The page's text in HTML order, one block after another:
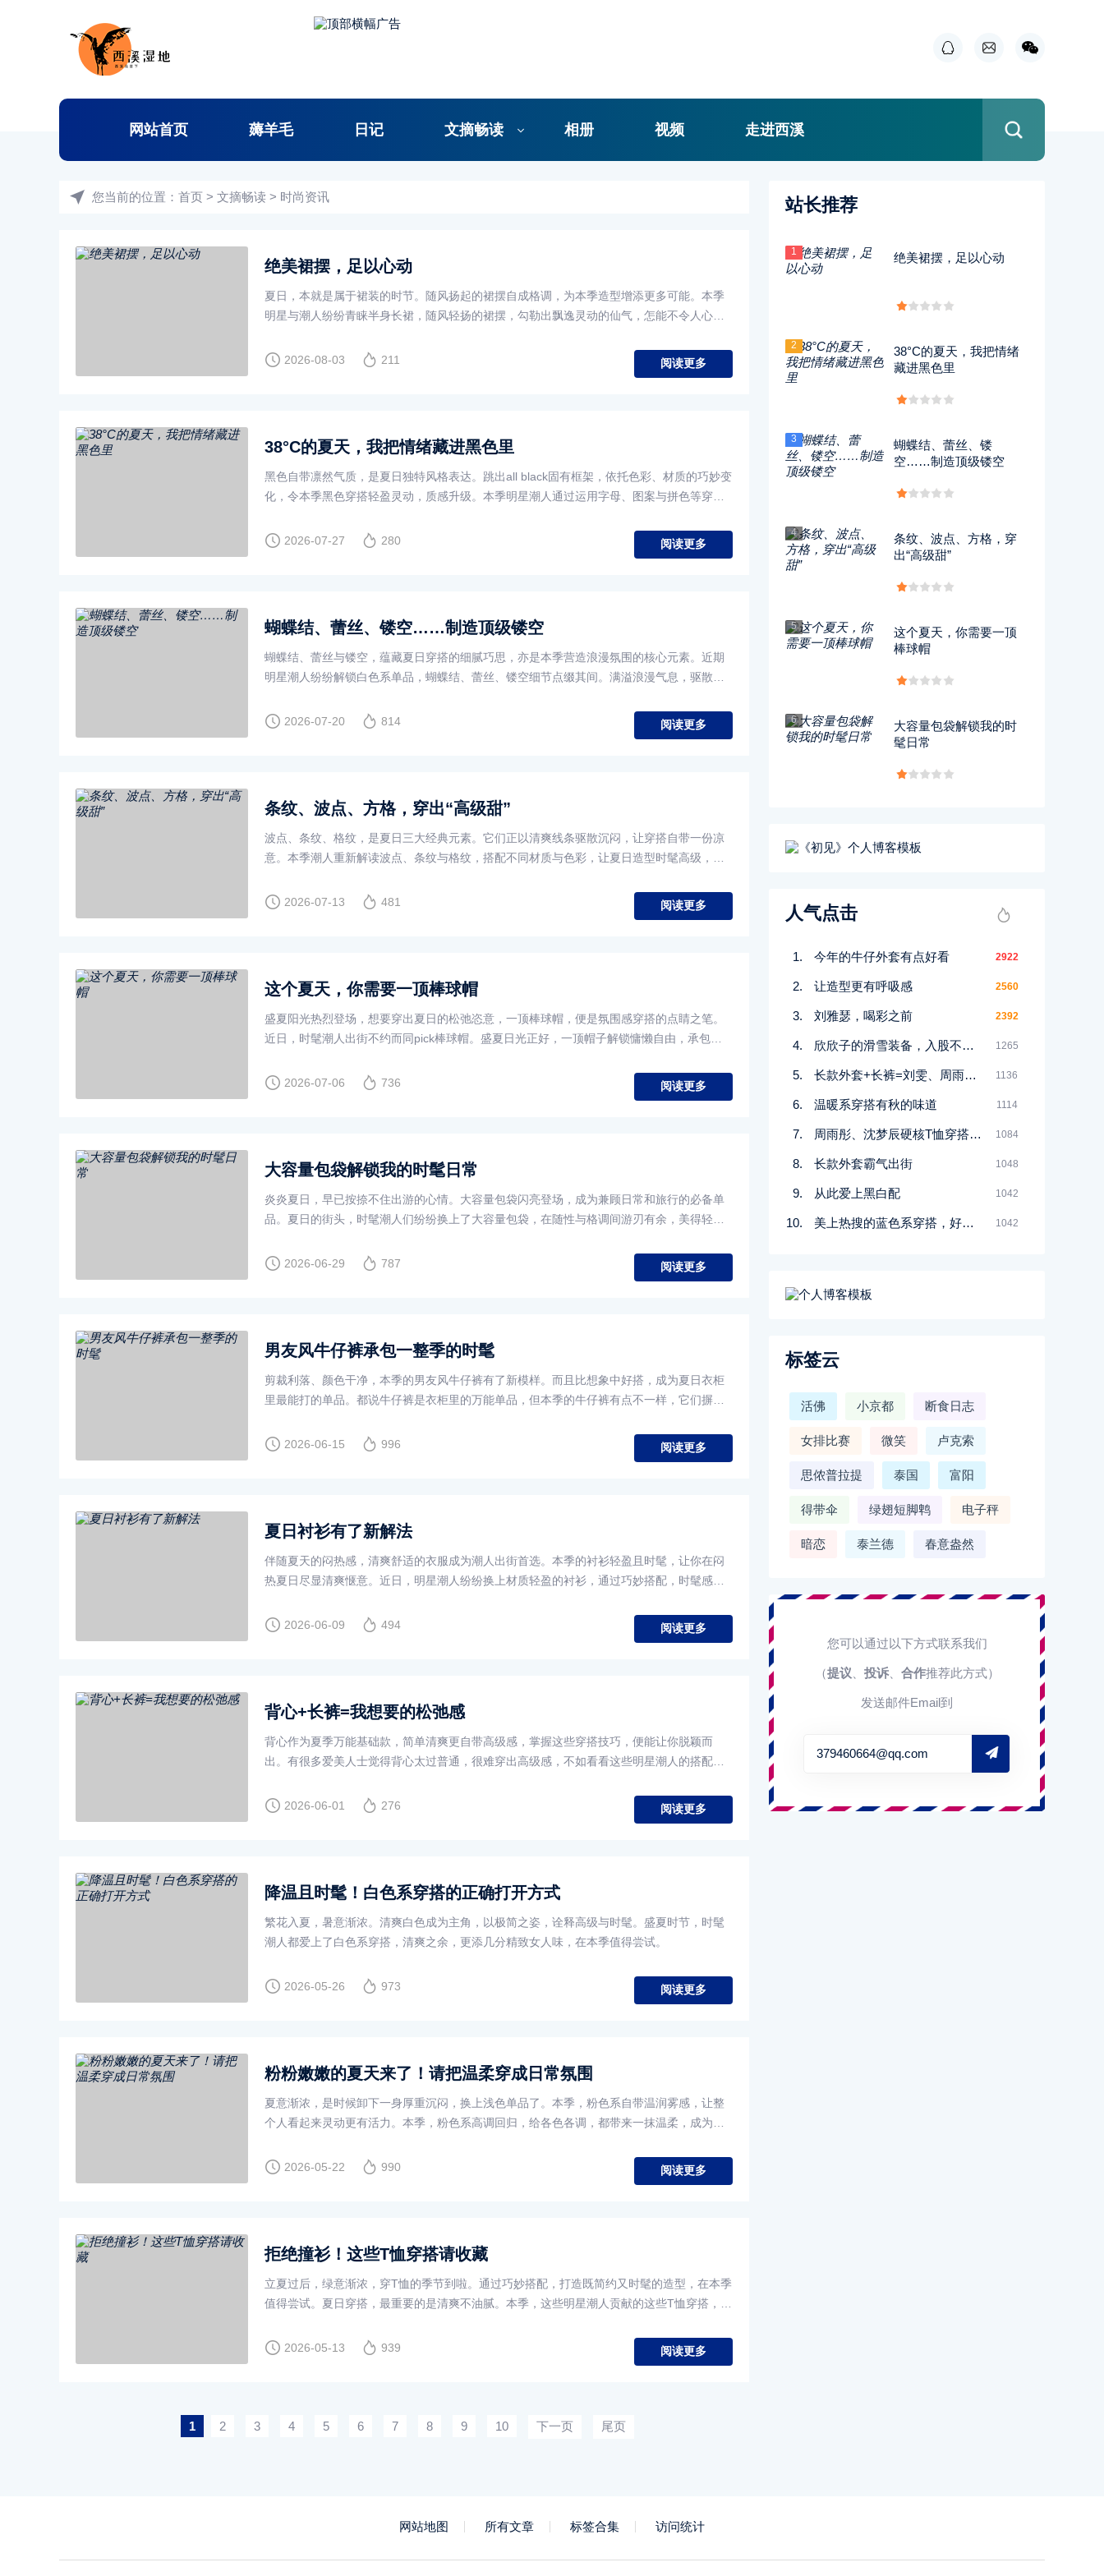
网站首页 薅羊毛 日记 文摘畅读 相册 视频 走进西溪
您当前的位置： 首页 > 文摘畅读 > 时尚资讯
绝美裙摆，足以心动
夏日，本就是属于裙装的时节。随风扬起的裙摆自成格调，为本季造型增添更多可能。本季
明星与潮人纷纷青睐半身长裙，随风轻扬的裙摆，勾勒出飘逸灵动的仙气，怎能不令人心
2026-08-03
211 阅读更多
38°C的夏天，我把情绪藏进黑色里
黑色自带凛然气质，是夏日独特风格表达。跳出all black固有框架，依托色彩、材质的巧妙变
化，令本季黑色穿搭轻盈灵动，质感升级。本季明星潮人通过运用字母、图案与拼色等穿搭
2026-07-27
280 阅读更多
蝴蝶结、蕾丝、镂空……制造顶级镂空
蝴蝶结、蕾丝与镂空，蕴藏夏日穿搭的细腻巧思，亦是本季营造浪漫氛围的核心元素。近期
明星潮人纷纷解锁白色系单品，蝴蝶结、蕾丝、镂空细节点缀其间。满溢浪漫气息，驱散夏
2026-07-20
814 阅读更多
条纹、波点、方格，穿出“高级甜”
波点、条纹、格纹，是夏日三大经典元素。它们正以清爽线条驱散沉闷，让穿搭自带一份凉
意。本季潮人重新解读波点、条纹与格纹，搭配不同材质与色彩，让夏日造型时髦高级，又
2026-07-13
481 阅读更多
这个夏天，你需要一顶棒球帽
盛夏阳光热烈登场，想要穿出夏日的松弛恣意，一顶棒球帽，便是氛围感穿搭的点睛之笔。
近日，时髦潮人出街不约而同pick棒球帽。盛夏日光正好，一顶帽子解锁慵懒自由，承包整
2026-07-06
736 阅读更多
大容量包袋解锁我的时髦日常
炎炎夏日，早已按捺不住出游的心情。大容量包袋闪亮登场，成为兼顾日常和旅行的必备单
品。夏日的街头，时髦潮人们纷纷换上了大容量包袋，在随性与格调间游刃有余，美得轻松
2026-06-29
787 阅读更多
男友风牛仔裤承包一整季的时髦
剪裁利落、颜色干净，本季的男友风牛仔裤有了新模样。而且比想象中好搭，成为夏日衣柜
里最能打的单品。都说牛仔裤是衣柜里的万能单品，但本季的牛仔裤有点不一样，它们摒弃
2026-06-15
996 阅读更多
夏日衬衫有了新解法
伴随夏天的闷热感，清爽舒适的衣服成为潮人出街首选。本季的衬衫轻盈且时髦，让你在闷
热夏日尽显清爽惬意。近日，明星潮人纷纷换上材质轻盈的衬衫，通过巧妙搭配，时髦感倍
2026-06-09
494 阅读更多
背心+长裤=我想要的松弛感
背心作为夏季万能基础款，简单清爽更自带高级感，掌握这些穿搭技巧，便能让你脱颖而
出。有很多爱美人士觉得背心太过普通，很难穿出高级感，不如看看这些明星潮人的搭配公
2026-06-01
276 阅读更多
降温且时髦！白色系穿搭的正确打开方式
繁花入夏，暑意渐浓。清爽白色成为主角，以极简之姿，诠释高级与时髦。盛夏时节，时髦
潮人都爱上了白色系穿搭，清爽之余，更添几分精致女人味，在本季值得尝试。
2026-05-26 973 阅读更多
粉粉嫩嫩的夏天来了！请把温柔穿成日常氛围
夏意渐浓，是时候卸下一身厚重沉闷，换上浅色单品了。本季，粉色系自带温润雾感，让整
个人看起来灵动更有活力。本季，粉色系高调回归，给各色各调，都带来一抹温柔，成为时
2026-05-22
990 阅读更多
拒绝撞衫！这些T恤穿搭请收藏
立夏过后，绿意渐浓，穿T恤的季节到啦。通过巧妙搭配，打造既简约又时髦的造型，在本季
值得尝试。夏日穿搭，最重要的是清爽不油腻。本季，这些明星潮人贡献的这些T恤穿搭，成
2026-05-13
939 阅读更多
1 2 3 4 5 6 7 8 9 10 下一页 尾页
站长推荐
1 绝美裙摆，足以心动
2
38°C的夏天，我把情绪
藏进黑色里
3
蝴蝶结、蕾丝、镂
空……制造顶级镂空
4
条纹、波点、方格，穿
出“高级甜”
5
这个夏天，你需要一顶
棒球帽
6
大容量包袋解锁我的时
髦日常
人气点击
今年的牛仔外套有点好看 2922
让造型更有呼吸感 2560
刘雅瑟，喝彩之前 2392
欣欣子的滑雪装备，入股不亏！ 1265
长款外套+长裤=刘雯、周雨彤想要的氛围感 1136
温暖系穿搭有秋的味道 1114
周雨彤、沈梦辰硬核T恤穿搭来了！ 1084
长款外套霸气出街 1048
从此爱上黑白配 1042
美上热搜的蓝色系穿搭，好适合夏天！ 1042
标签云
活佛 小京都 断食日志
女排比赛 微笑 卢克索
思侬普拉提 泰国 富阳
得带伞 绿翅短脚鹎 电子秤
暗恋 泰兰德 春意盎然
您可以通过以下方式联系我们
（提议 投诉、 合作推荐此方式）
发送邮件Email到
379460664@qq.com
网站地图 所有文章 标签合集 访问统计